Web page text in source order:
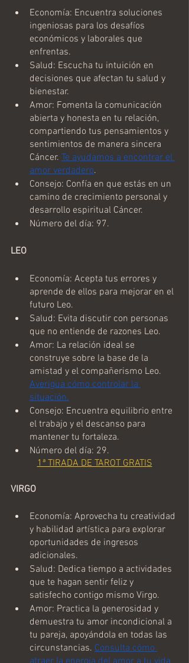
Economía: Encuentra soluciones
ingeniosas para los desafíos
económicos y laborales que
enfrentas.
Salud: Escucha tu intuición en
decisiones que afectan tu salud y
bienestar.
Amor: Fomenta la comunicación
abierta y honesta en tu relación,
compartiendo tus pensamientos y
sentimientos de manera sincera
Cáncer. Te ayudamos a encontrar el
amor verdadero.
Consejo: Confía en que estás en un
camino de crecimiento personal y
desarrollo espiritual Cáncer.
Número del día: 97.
LEO
Economía: Acepta tus errores y
aprende de ellos para mejorar en el
futuro Leo.
Salud: Evita discutir con personas
que no entiende de razones Leo.
Amor: La relación ideal se
construye sobre la base de la
amistad y el compañerismo Leo.
Averigua cómo controlar la
situación.
Consejo: Encuentra equilibrio entre
el trabajo y el descanso para
mantener tu fortaleza.
Número del día: 29.
1ª TIRADA DE TAROT GRATIS
VIRGO
Economía: Aprovecha tu creatividad
y habilidad artística para explorar
oportunidades de ingresos
adicionales.
Salud: Dedica tiempo a actividades
que te hagan sentir feliz y
satisfecho contigo mismo Virgo.
Amor: Practica la generosidad y
demuestra tu amor incondicional a
tu pareja, apoyándola en todas las
circunstancias. Consulta cómo